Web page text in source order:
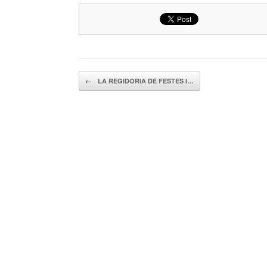
Navegador de artículos
← LA REGIDORIA DE FESTES I…